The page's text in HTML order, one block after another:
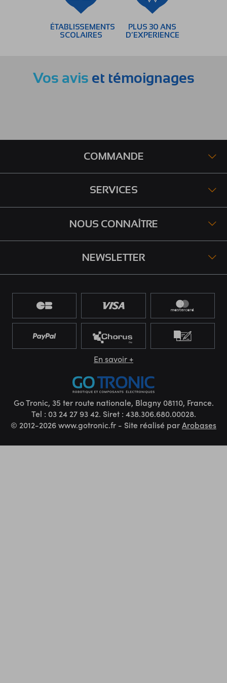
ÉTABLISSEMENTS
SCOLAIRES
PLUS 30 ANS
D’EXPERIENCE
Vos avis et témoignages
COMMANDE
SERVICES
NOUS CONNAÎTRE
NEWSLETTER
En savoir +
Go Tronic, 35 ter route nationale, Blagny 08110, France.
Tel : 03 24 27 93 42. Siret : 438.306.680.00028.
© 2012-2026 www.gotronic.fr - Site réalisé parArobases